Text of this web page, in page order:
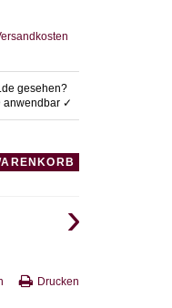
gesehen?
anwendbar ✓
Drucken